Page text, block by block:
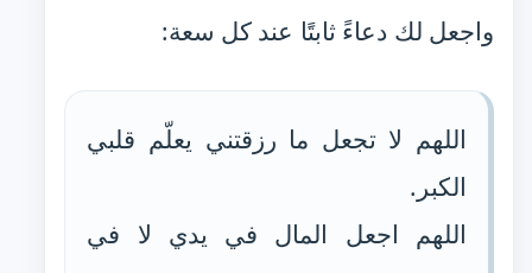
واجعل لك دعاءً ثابتًا عند كل سعة:
اللهم لا تجعل ما رزقتني يعلّم قلبي
الكبر.
اللهم اجعل المال في يدي لا في